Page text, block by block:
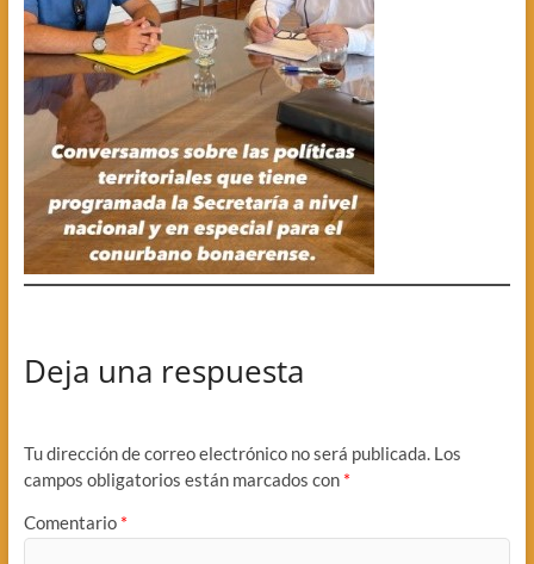
Deja una respuesta
Tu dirección de correo electrónico no será publicada. Los
campos obligatorios están marcados con *
Comentario *